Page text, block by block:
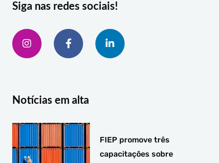
Siga nas redes sociais!
I
n
s
t
a
m
F
a
c
e
k
-
L
n
k
Notícias em alta
FIEP promove três
capacitações sobre